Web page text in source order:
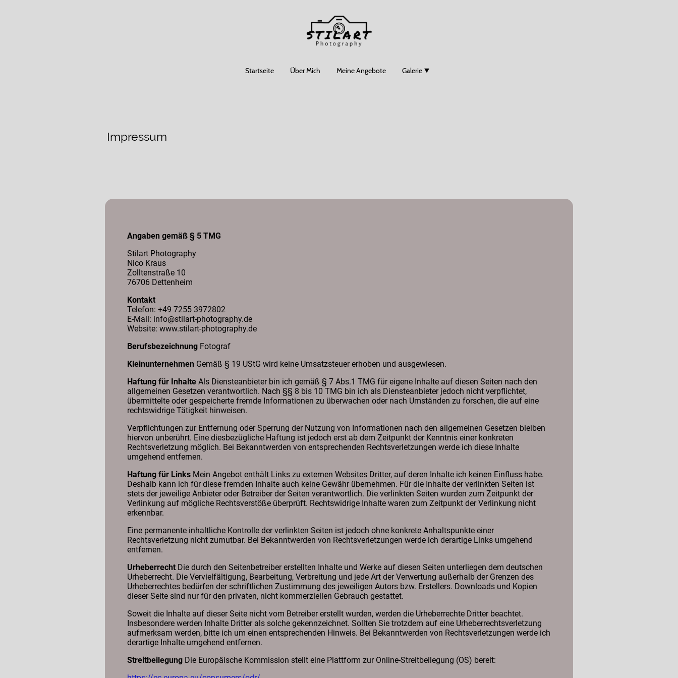
Startseite Über Mich Meine Angebote Galerie
Impressum
Angaben gemäß § 5 TMG
Stilart Photography
Nico Kraus
Zolltenstraße 10
76706 Dettenheim
Kontakt
Telefon: +49 7255 3972802
E-Mail: info@stilart-photography.de
Website: www.stilart-photography.de
Berufsbezeichnung Fotograf
Kleinunternehmen Gemäß § 19 UStG wird keine Umsatzsteuer erhoben und ausgewiesen.
Haftung für Inhalte Als Diensteanbieter bin ich gemäß § 7 Abs.1 TMG für eigene Inhalte auf diesen Seiten nach den
allgemeinen Gesetzen verantwortlich. Nach §§ 8 bis 10 TMG bin ich als Diensteanbieter jedoch nicht verpflichtet,
übermittelte oder gespeicherte fremde Informationen zu überwachen oder nach Umständen zu forschen, die auf eine
rechtswidrige Tätigkeit hinweisen.
Verpflichtungen zur Entfernung oder Sperrung der Nutzung von Informationen nach den allgemeinen Gesetzen bleiben
hiervon unberührt. Eine diesbezügliche Haftung ist jedoch erst ab dem Zeitpunkt der Kenntnis einer konkreten
Rechtsverletzung möglich. Bei Bekanntwerden von entsprechenden Rechtsverletzungen werde ich diese Inhalte
umgehend entfernen.
Haftung für Links Mein Angebot enthält Links zu externen Websites Dritter, auf deren Inhalte ich keinen Einfluss habe.
Deshalb kann ich für diese fremden Inhalte auch keine Gewähr übernehmen. Für die Inhalte der verlinkten Seiten ist
stets der jeweilige Anbieter oder Betreiber der Seiten verantwortlich. Die verlinkten Seiten wurden zum Zeitpunkt der
Verlinkung auf mögliche Rechtsverstöße überprüft. Rechtswidrige Inhalte waren zum Zeitpunkt der Verlinkung nicht
erkennbar.
Eine permanente inhaltliche Kontrolle der verlinkten Seiten ist jedoch ohne konkrete Anhaltspunkte einer
Rechtsverletzung nicht zumutbar. Bei Bekanntwerden von Rechtsverletzungen werde ich derartige Links umgehend
entfernen.
Urheberrecht Die durch den Seitenbetreiber erstellten Inhalte und Werke auf diesen Seiten unterliegen dem deutschen
Urheberrecht. Die Vervielfältigung, Bearbeitung, Verbreitung und jede Art der Verwertung außerhalb der Grenzen des
Urheberrechtes bedürfen der schriftlichen Zustimmung des jeweiligen Autors bzw. Erstellers. Downloads und Kopien
dieser Seite sind nur für den privaten, nicht kommerziellen Gebrauch gestattet.
Soweit die Inhalte auf dieser Seite nicht vom Betreiber erstellt wurden, werden die Urheberrechte Dritter beachtet.
Insbesondere werden Inhalte Dritter als solche gekennzeichnet. Sollten Sie trotzdem auf eine Urheberrechtsverletzung
aufmerksam werden, bitte ich um einen entsprechenden Hinweis. Bei Bekanntwerden von Rechtsverletzungen werde ich
derartige Inhalte umgehend entfernen.
Streitbeilegung Die Europäische Kommission stellt eine Plattform zur Online-Streitbeilegung (OS) bereit: